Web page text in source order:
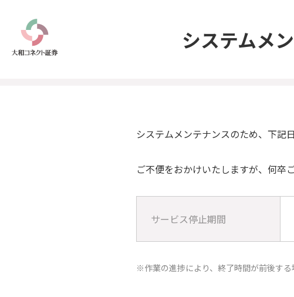
システムメ
システムメンテナンスのため、下記
ご不便をおかけいたしますが、何卒
サービス停止期間
※作業の進捗により、終了時間が前後する